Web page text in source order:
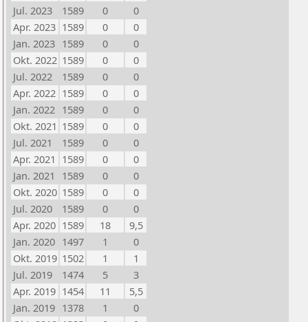
Jul. 2023
1589 0
0
Apr. 2023 1589 0
0
Jan. 2023 1589 0
0
Okt. 2022 1589 0
0
Jul. 2022
1589 0
0
Apr. 2022 1589 0
0
Jan. 2022 1589 0
0
Okt. 2021 1589 0
0
Jul. 2021
1589 0
0
Apr. 2021 1589 0
0
Jan. 2021
1589 0
0
Okt. 2020 1589 0
0
Jul. 2020
1589 0
0
Apr. 2020 1589 18
9,5
Jan. 2020 1497 1
0
Okt. 2019 1502 1
1
Jul. 2019
1474 5
3
Apr. 2019 1454 11
5,5
Jan. 2019 1378 1
0